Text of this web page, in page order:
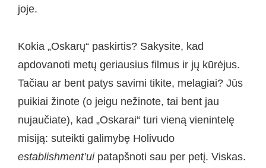
joje.
Kokia „Oskarų“ paskirtis? Sakysite, kad
apdovanoti metų geriausius filmus ir jų kūrėjus.
Tačiau ar bent patys savimi tikite, melagiai? Jūs
puikiai žinote (o jeigu nežinote, tai bent jau
nujaučiate), kad „Oskarai“ turi vieną vienintelę
misiją: suteikti galimybę Holivudo
establishment’ui patapšnoti sau per petį. Viskas.